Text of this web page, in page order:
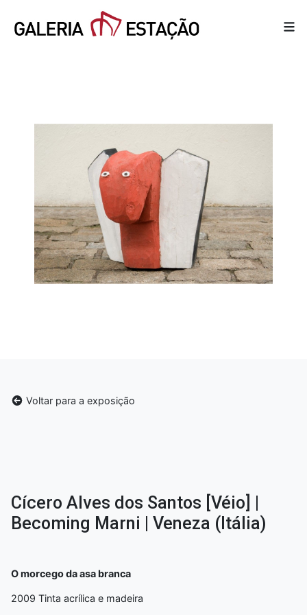
Voltar para a exposição
Cícero Alves dos Santos [Véio] |
Becoming Marni | Veneza (Itália)
O morcego da asa branca
2009 Tinta acrílica e madeira